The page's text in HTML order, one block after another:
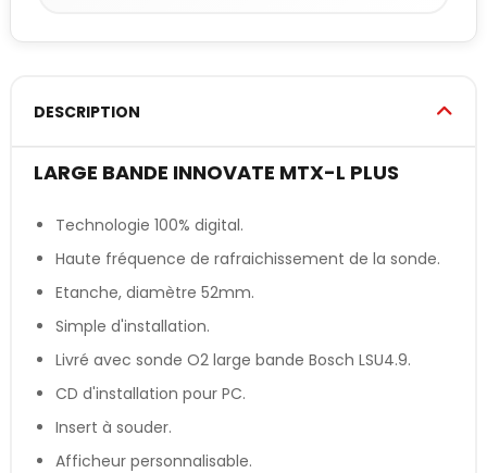
DESCRIPTION
LARGE BANDE INNOVATE MTX-L PLUS
Technologie 100% digital.
Haute fréquence de rafraichissement de la sonde.
Etanche, diamètre 52mm.
Simple d'installation.
Livré avec sonde O2 large bande Bosch LSU4.9.
CD d'installation pour PC.
Insert à souder.
Afficheur personnalisable.